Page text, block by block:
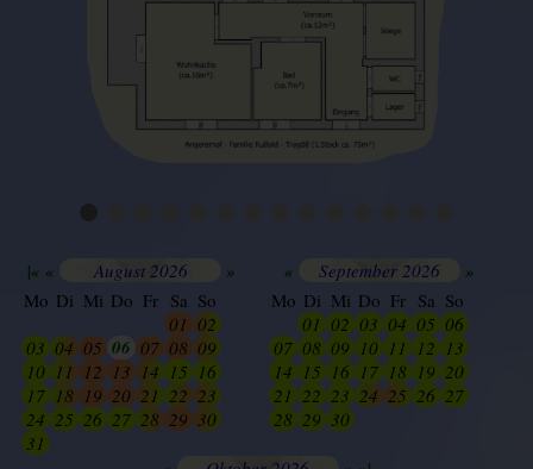
1.St Grundriss
|« « August 2026 »
Mo Di Mi Do Fr Sa So
01 02
03 04 05 06 07 08 09
10 11 12 13 14 15 16
17 18 19 20 21 22 23
24 25 26 27 28 29 30
31
« September 2026 »
Mo Di Mi Do Fr Sa So
01 02 03 04 05 06
07 08 09 10 11 12 13
14 15 16 17 18 19 20
21 22 23 24 25 26 27
28 29 30